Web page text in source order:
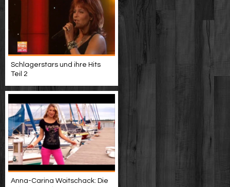
Schlagerstars und ihre Hits
Teil 2
Anna-Carina Woitschack: Die